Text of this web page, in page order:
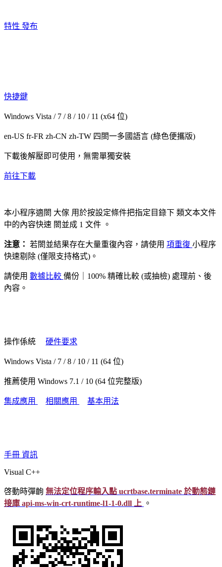
特性 發布
快捷鍵
Windows Vista / 7 / 8 / 10 / 11 (x64 位)
en-US fr-FR zh-CN zh-TW 四閤一多國語言 (綠色便攜版)
下載後解壓即可使用，無需單獨安裝
前往下載
本小程序適閤 大傢 用於按設定條件把指定目錄下 類文本文件
中的內容快速 閤並成 1 文件 。
注意： 若閤並結果存在大量重復內容，請使用 項重復 小程序
快速剔除 (僅限支持格式)。
請使用 數據比較 備份｜100% 精確比較 (或抽檢) 處理前、後
內容。
操作係統 硬件要求
Windows Vista / 7 / 8 / 10 / 11 (64 位)
推薦使用 Windows 7.1 / 10 (64 位完整版)
集成應用 相關應用 基本用法
手冊 資訊
Visual C++
啓動時彈齣 無法定位程序輸入點 ucrtbase.terminate 於動態鏈
接庫 api-ms-win-crt-runtime-l1-1-0.dll 上 。